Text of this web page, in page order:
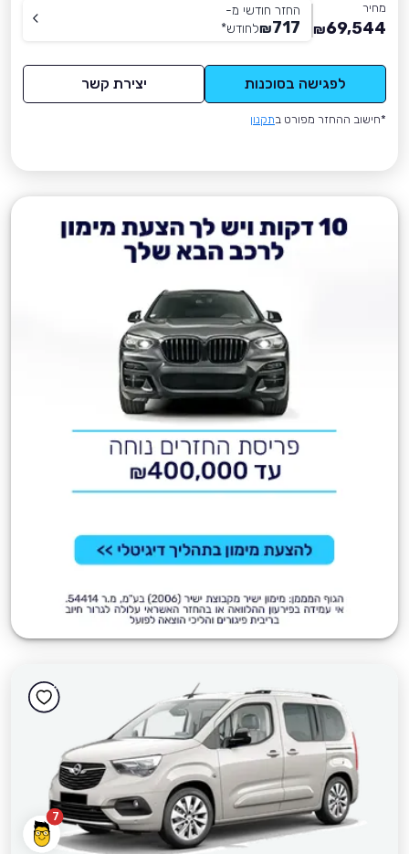
מחיר
69,544
₪
החזר חודשי מ-
717
₪לחודש*
לפגישה בסוכנות יצירת קשר
*חישוב ההחזר מפורט בתקנון
7